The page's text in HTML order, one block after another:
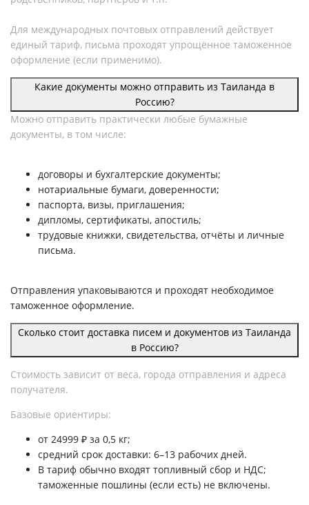
Для международных почтовых отправлений действует
единый тариф, письма проходят упрощённое таможенное
оформление (если применимо).
Какие документы можно отправить из Таиланда в
Россию?
Можно отправить практически любые бумажные
документы, в том числе:
договоры и бухгалтерские документы;
нотариальные бумаги, доверенности;
паспорта, визы, приглашения;
дипломы, сертификаты, апостиль;
трудовые книжки, свидетельства, отчёты и личные
письма.
Отправления упаковываются и проходят необходимое
таможенное оформление.
Сколько стоит доставка писем и документов из Таиланда
в Россию?
Стоимость зависит от веса, города отправления и адреса
получателя.
Базовые ориентиры:
от 24999 ₽ за 0,5 кг;
средний срок доставки: 6–13 рабочих дней.
В тариф обычно входят топливный сбор и НДС;
таможенные пошлины (если есть) не включены.